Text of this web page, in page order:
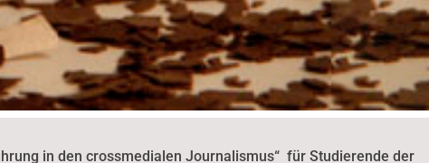
in den crossmedialen Journalismus“ für Studierende der